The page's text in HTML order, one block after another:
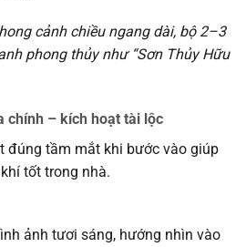
cảnh chiều ngang dài, bộ 2–3
phong thủy như “Sơn Thủy Hữu
chính – kích hoạt tài lộc
đúng tầm mắt khi bước vào giúp
tốt trong nhà.
ảnh tươi sáng, hướng nhìn vào